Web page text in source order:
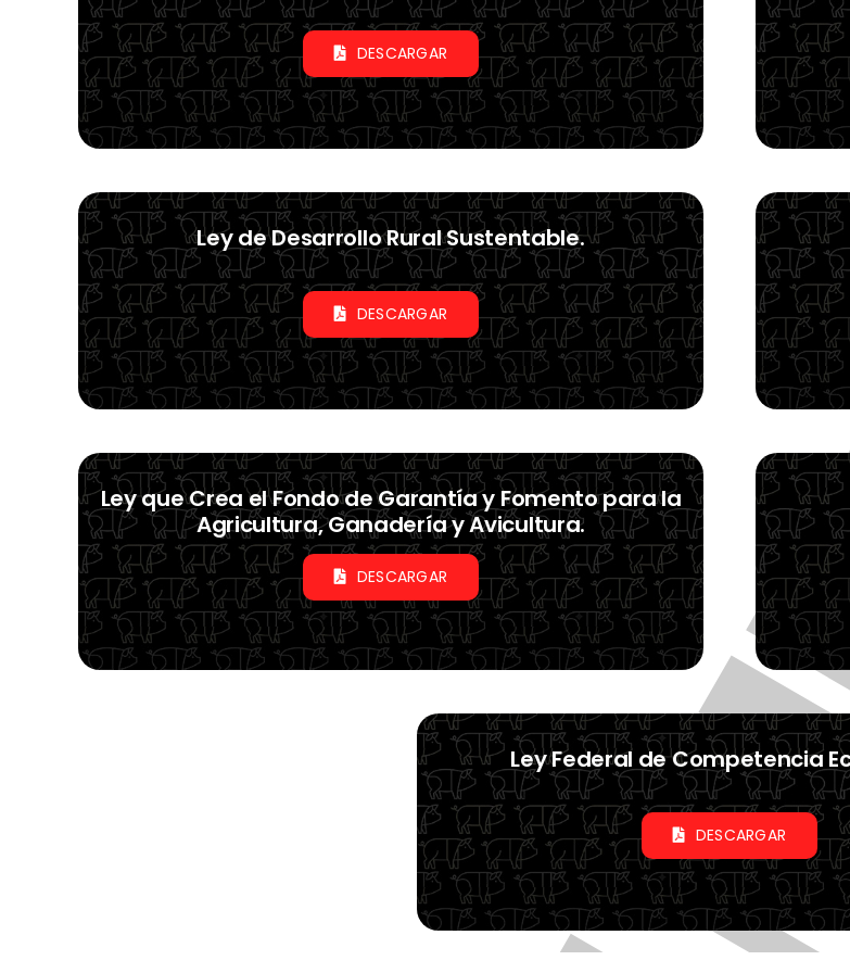
DESCARGAR
Ley de Desarrollo Rural Sustentable.
DESCARGAR
Ley que Crea el Fondo de Garantía y Fomento para la
Agricultura, Ganadería y Avicultura.
DESCARGAR
Ley Federal de Competencia
DESCARGAR